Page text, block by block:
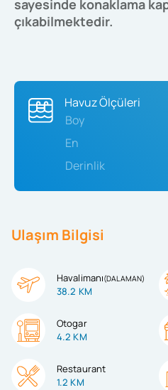
sayesinde konaklama
çıkabilmektedir.
Havuz Ölçüleri
Boy
En
Derinlik
Ulaşım Bilgisi
Havalimanı(DALAMAN)
38.2 KM
Otogar
4.2 KM
Restaurant
1.2 KM